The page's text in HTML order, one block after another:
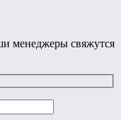
менеджеры свяжутся